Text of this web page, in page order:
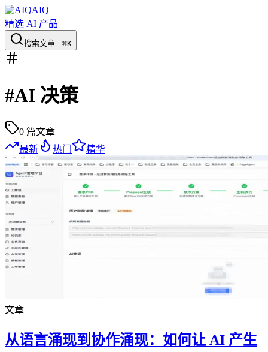
AIQ
精选 AI 产品
搜索文章...⌘K
#AI 决策
0 篇文章
最新
热门 精华
文章
从语言涌现到协作涌现：如何让 AI 产生